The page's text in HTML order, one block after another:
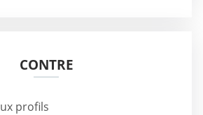
CONTRE
profils